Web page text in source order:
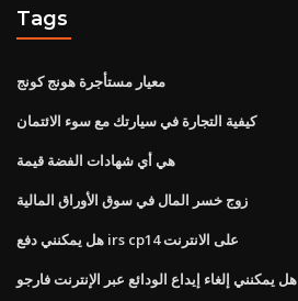
Tags
معيار مستأجرة هونج كونج
كيفية التجارة في سيارتك مع سوء الائتمان
هي أي شهادات الفضة قيمة
زوج خسر المال في سوق الأوراق المالية
هل يمكنني دفع irs cp14 على الانترنت
هل يمكنني إلغاء إيداع الودائع عبر الإنترنت فارجو